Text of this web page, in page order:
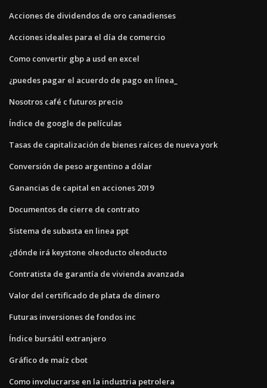
Acciones de dividendos de oro canadienses
Acciones ideales para el día de comercio
Como convertir gbp a usd en excel
¿puedes pagar el acuerdo de pago en línea_
Nosotros café c futuros precio
Índice de google de películas
Tasas de capitalización de bienes raíces de nueva york
Conversión de peso argentino a dólar
Ganancias de capital en acciones 2019
Documentos de cierre de contrato
Sistema de subasta en linea ppt
¿dónde irá keystone oleoducto oleoducto
Contratista de garantía de vivienda avanzada
Valor del certificado de plata de dinero
Futuras inversiones de fondos inc
Índice bursátil extranjero
Gráfico de maíz cbot
Como involucrarse en la industria petrolera